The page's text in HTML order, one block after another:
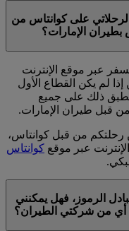
على كوانتاس من
بطيران الإمارات؟
عبر موقع الإنترنت
لم يكن القطاع الأول
ذلك على جميع
قبل طيران الإمارات.
رحلتكم من قبل كوانتاس،
عبر موقع كوانتاس
الرموز، فهل يمكنني
أي من شركتي الطيران؟